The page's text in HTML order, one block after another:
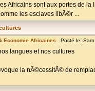
Africains sont aux portes de
les esclaves libÃ©r ...
Economie Africaines Posté le:
langues et nos cultures
la nÃ©cessitÃ© de